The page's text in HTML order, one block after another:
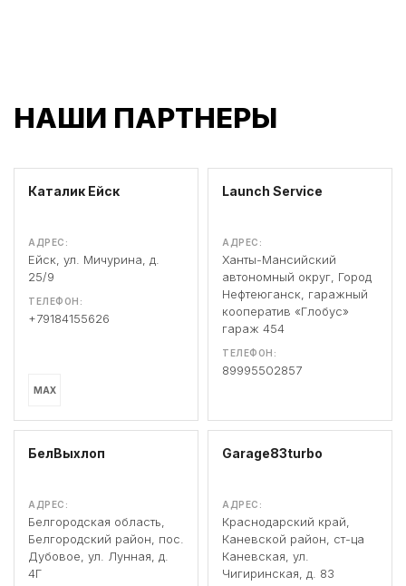
НАШИ ПАРТНЕРЫ
Каталик Ейск
АДРЕС:
Ейск, ул. Мичурина, д.
25/9
ТЕЛЕФОН:
+79184155626
MAX
Launch Service
АДРЕС:
Ханты-Мансийский
автономный округ, Город
Нефтеюганск, гаражный
кооператив «Глобус»
гараж 454
ТЕЛЕФОН:
89995502857
БелВыхлоп
АДРЕС:
Белгородская область,
Белгородский район, пос.
Дубовое, ул. Лунная, д.
4Г
Garage83turbo
АДРЕС:
Краснодарский край,
Каневской район, ст-ца
Каневская, ул.
Чигиринская, д. 83